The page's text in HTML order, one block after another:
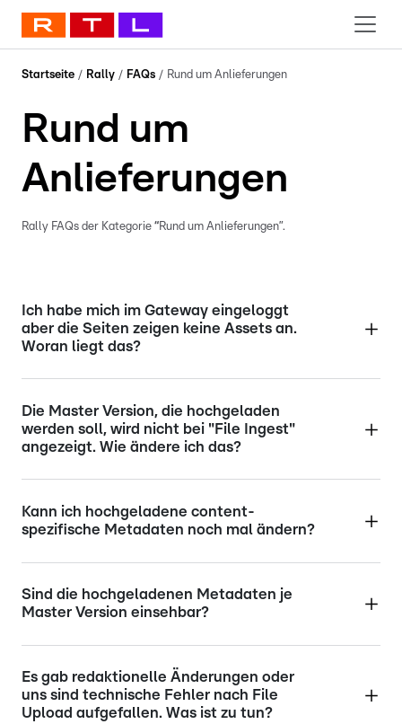
Startseite / Rally / FAQs / Rund um Anlieferungen
Rund um
Anlieferungen
Rally FAQs der Kategorie “Rund um Anlieferungen”.
Ich habe mich im Gateway eingeloggt
aber die Seiten zeigen keine Assets an.
Woran liegt das?
Die Master Version, die hochgeladen
werden soll, wird nicht bei "File Ingest"
angezeigt. Wie ändere ich das?
Kann ich hochgeladene content-
spezifische Metadaten noch mal ändern?
Sind die hochgeladenen Metadaten je
Master Version einsehbar?
Es gab redaktionelle Änderungen oder
uns sind technische Fehler nach File
Upload aufgefallen. Was ist zu tun?